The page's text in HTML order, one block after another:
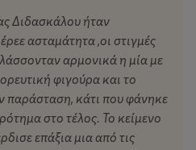
Διδασκάλου ήταν
ασταμάτητα ,οι στιγμές
αρμονικά η μία με
φιγούρα και το
παράσταση, κάτι που φάνηκε
στο τέλος. Το κείμενο
επάξια μια από τις